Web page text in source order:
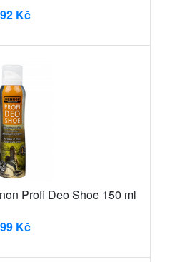
Kč
Profi Deo Shoe 150 ml
Kč